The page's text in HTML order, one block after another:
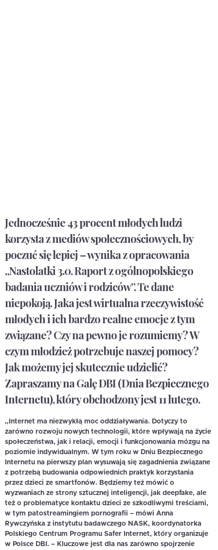
Jednocześnie 43 procent młodych ludzi
korzysta z mediów społecznościowych, by
poczuć się lepiej – wynika z opracowania
„Nastolatki 3.0. Raport z ogólnopolskiego
badania uczniów i rodziców”. Te dane
niepokoją. Jaka jest wirtualna rzeczywistość
młodych i ich bardzo realne emocje z tym
związane? Czy na pewno je rozumiemy? W
czym młodzież potrzebuje naszej pomocy?
Jak możemy jej skutecznie udzielić?
Zapraszamy na Galę DBI (Dnia Bezpiecznego
Internetu), który obchodzony jest 11 lutego.
„Internet ma niezwykłą moc oddziaływania. Dotyczy to
zarówno rozwoju nowych technologii, które wpływają na życie
społeczeństwa, jak i relacji, emocji i funkcjonowania mózgu na
poziomie indywidualnym. W tym roku w Dniu Bezpiecznego
Internetu na pierwszy plan wysuwają się zagadnienia związane
z potrzebą budowania odpowiednich praktyk korzystania
przez dzieci ze smartfonów. Będziemy też mówić o
wyzwaniach ze strony sztucznej inteligencji, jak deepfake, ale
też o problematyce kontaktu dzieci ze szkodliwymi treściami,
w tym patostreamingiem pornografii – mówi Anna
Rywczyńska z instytutu badawczego NASK, koordynatorka
Polskiego Centrum Programu Safer Internet, który organizuje
w Polsce DBI. – Kluczowe jest dla nas zarówno spojrzenie